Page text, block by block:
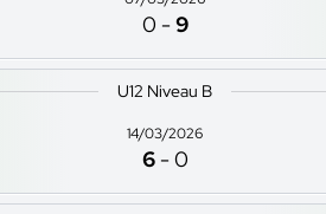
0 -9
U12 Niveau B
14/03/2026
6 -0